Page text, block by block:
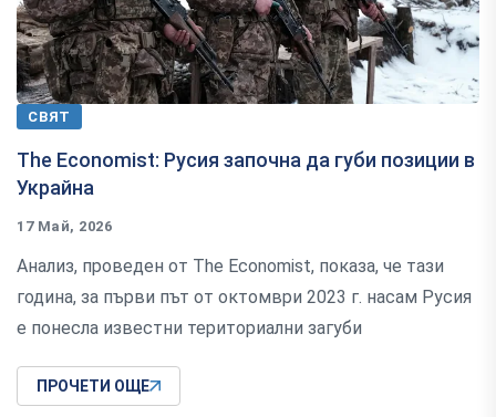
СВЯТ
The ​​Economist: Русия започна да губи позиции в
Украйна
17 Май, 2026
Анализ, проведен от The ​​Economist, показа, че тази
година, за първи път от октомври 2023 г. насам Русия
е понесла известни териториални загуби
ПРОЧЕТИ ОЩЕ